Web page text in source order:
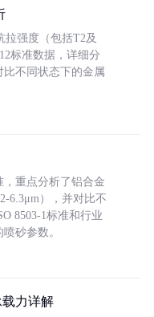
拉强度（包括T2及
标准数据，详细分
不同状态下的金属
重点分析了铝合金
6.3μm），并对比不
8503-1标准和行业
砂参数。
力详解